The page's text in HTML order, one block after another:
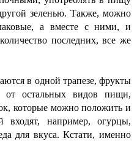
зеленью. Также, можно
а вместе с ними, и
последних, все же
в одной трапезе, фрукты
от остальных видов пищи,
которые можно положить и
например, огурцы,
для вкуса. Кстати, именно